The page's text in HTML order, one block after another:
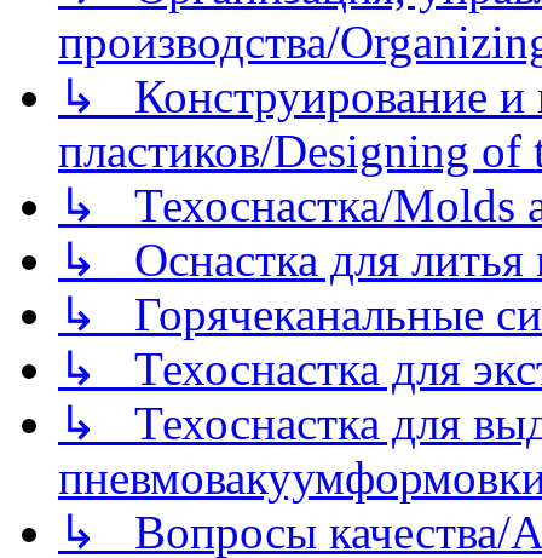
производства/
↳ Конструирование и
пластиков/Designing of
↳ Техоснастка/Molds
↳ Оснастка для литья
↳ Горячеканальные
↳ Техоснастка для
↳ Техоснастка для
↳ Вопросы качества/